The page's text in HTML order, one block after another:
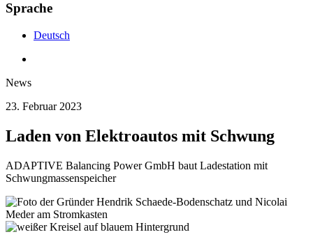
Sprache
Deutsch
News
23. Februar 2023
Laden von Elektroautos mit Schwung
ADAPTIVE Balancing Power GmbH baut Ladestation mit
Schwungmassenspeicher